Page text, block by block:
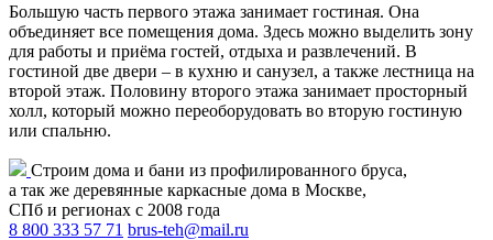
Большую часть первого этажа занимает гостиная. Она
объединяет все помещения дома. Здесь можно выделить зону
для работы и приёма гостей, отдыха и развлечений. В
гостиной две двери – в кухню и санузел, а также лестница на
второй этаж. Половину второго этажа занимает просторный
холл, который можно переоборудовать во вторую гостиную
или спальню.
Строим дома и бани из профилированного бруса,
а так же деревянные каркасные дома в Москве,
СПб и регионах с 2008 года
8 800 333 57 71 brus-teh@mail.ru